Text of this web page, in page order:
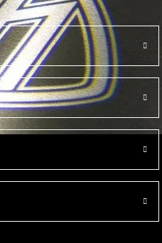
ve diğer
öneri formunu kullanarak
ederiz.
görüntülenemiyor.
bulunuyor.
olmalı.